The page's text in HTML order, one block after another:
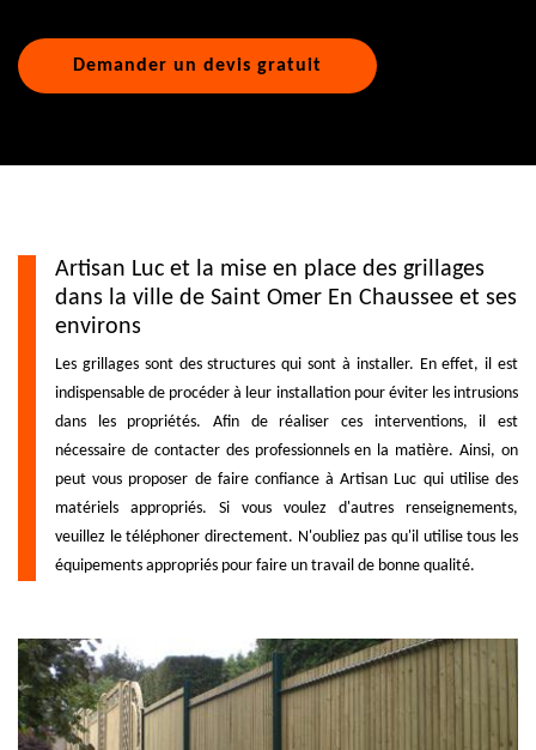
Demander un devis gratuit
Artisan Luc et la mise en place des grillages
dans la ville de Saint Omer En Chaussee et ses
environs
Les grillages sont des structures qui sont à installer. En effet, il est
indispensable de procéder à leur installation pour éviter les intrusions
dans les propriétés. Afin de réaliser ces interventions, il est
nécessaire de contacter des professionnels en la matière. Ainsi, on
peut vous proposer de faire confiance à Artisan Luc qui utilise des
matériels appropriés. Si vous voulez d'autres renseignements,
veuillez le téléphoner directement. N'oubliez pas qu'il utilise tous les
équipements appropriés pour faire un travail de bonne qualité.